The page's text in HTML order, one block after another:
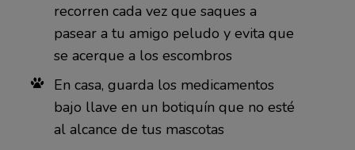
recorren cada vez que saques a
pasear a tu amigo peludo y evita que
se acerque a los escombros
En casa, guarda los medicamentos
bajo llave en un botiquín que no esté
al alcance de tus mascotas